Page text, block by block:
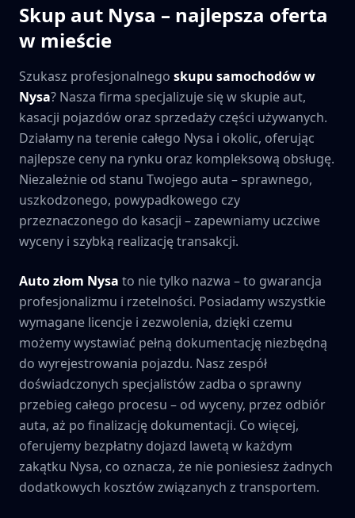
Skup aut Nysa – najlepsza oferta
w mieście
Szukasz profesjonalnego skupu samochodów w
Nysa? Nasza firma specjalizuje się w skupie aut,
kasacji pojazdów oraz sprzedaży części używanych.
Działamy na terenie całego Nysa i okolic, oferując
najlepsze ceny na rynku oraz kompleksową obsługę.
Niezależnie od stanu Twojego auta – sprawnego,
uszkodzonego, powypadkowego czy
przeznaczonego do kasacji – zapewniamy uczciwe
wyceny i szybką realizację transakcji.
Auto złom Nysa to nie tylko nazwa – to gwarancja
profesjonalizmu i rzetelności. Posiadamy wszystkie
wymagane licencje i zezwolenia, dzięki czemu
możemy wystawiać pełną dokumentację niezbędną
do wyrejestrowania pojazdu. Nasz zespół
doświadczonych specjalistów zadba o sprawny
przebieg całego procesu – od wyceny, przez odbiór
auta, aż po finalizację dokumentacji. Co więcej,
oferujemy bezpłatny dojazd lawetą w każdym
zakątku Nysa, co oznacza, że nie poniesiesz żadnych
dodatkowych kosztów związanych z transportem.